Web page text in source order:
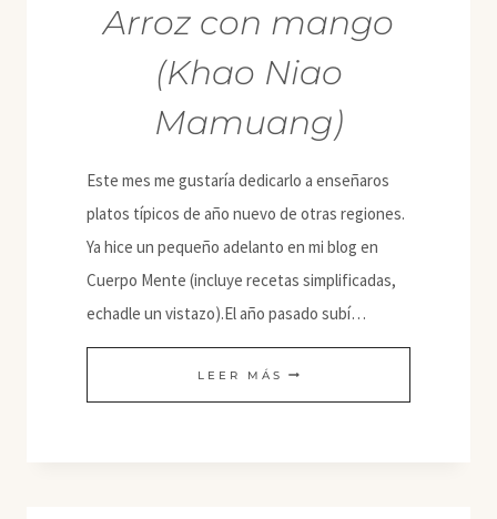
Arroz con mango
(Khao Niao
Mamuang)
Este mes me gustaría dedicarlo a enseñaros
platos típicos de año nuevo de otras regiones.
Ya hice un pequeño adelanto en mi blog en
Cuerpo Mente (incluye recetas simplificadas,
echadle un vistazo).El año pasado subí…
LEER MÁS ARROZ
CON